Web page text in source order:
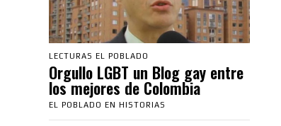
LECTURAS EL POBLADO
Orgullo LGBT un Blog gay entre
los mejores de Colombia
EL POBLADO EN HISTORIAS